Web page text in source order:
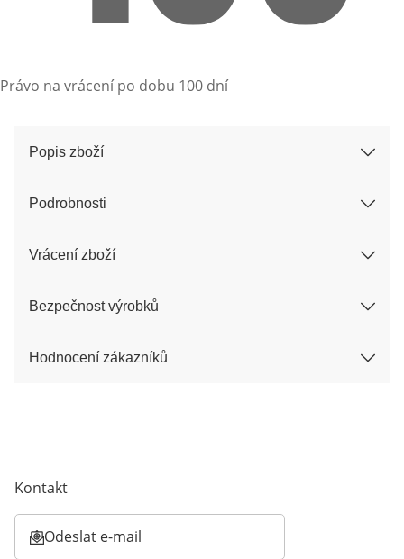
Právo na vrácení po dobu 100 dní
Popis zboží
Podrobnosti
Vrácení zboží
Bezpečnost výrobků
Hodnocení zákazníků
Kontakt
Odeslat e-mail
Otevírá e-mailového klienta